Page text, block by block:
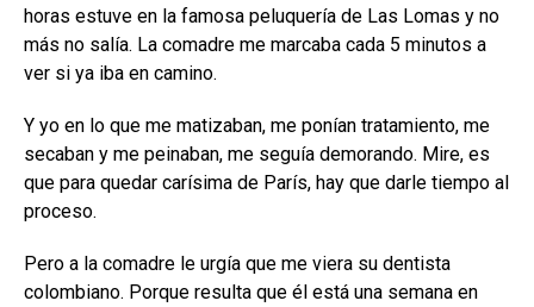
horas estuve en la famosa peluquería de Las Lomas y no
más no salía. La comadre me marcaba cada 5 minutos a
ver si ya iba en camino.
Y yo en lo que me matizaban, me ponían tratamiento, me
secaban y me peinaban, me seguía demorando. Mire, es
que para quedar carísima de París, hay que darle tiempo al
proceso.
Pero a la comadre le urgía que me viera su dentista
colombiano. Porque resulta que él está una semana en